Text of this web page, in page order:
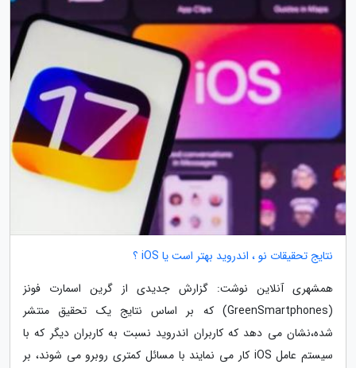
نتایج تحقیقات نو ، اندروید بهتر است یا iOS ؟
همشهری آنلاین نوشت: گزارش جدیدی از گرین اسمارت فونز
(GreenSmartphones) که بر اساس نتایج یک تحقیق منتشر
شده،نشان می دهد که کاربران اندروید نسبت به کاربران دیگر که با
سیستم عامل iOS کار می نمایند با مسائل کمتری روبرو می شوند، بر